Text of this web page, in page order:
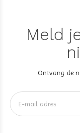
Meld
Ontvang de